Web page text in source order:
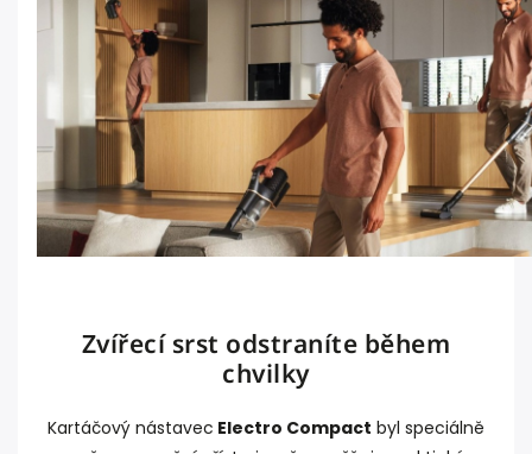
Zvířecí srst odstraníte během
chvilky
Kartáčový nástavec Electro Compact byl speciálně